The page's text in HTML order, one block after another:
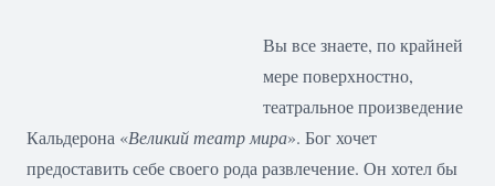
Вы все знаете, по крайней
мере поверхностно,
театральное произведение
Кальдерона «Великий театр мира». Бог хочет
предоставить себе своего рода развлечение. Он хотел бы